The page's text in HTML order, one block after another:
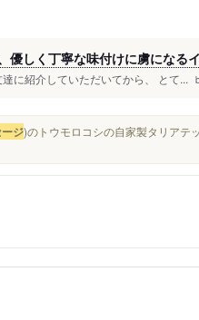
しく丁寧な味付けに虜になる
に紹介していただいてから、 とて...
ジ)のトウモロコシの自家製タリアテ